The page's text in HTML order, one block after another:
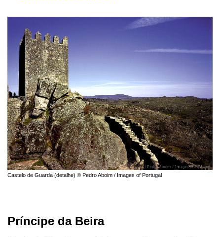
Castelo de Guarda (detalhe) © Pedro Aboim / Images of Portugal
Príncipe da Beira